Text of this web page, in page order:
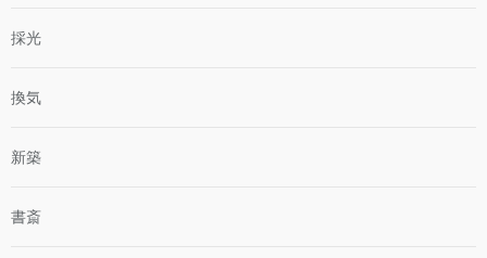
採光
換気
新築
書斎